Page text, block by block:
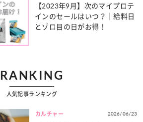
【2023年9月】次のマイプロテ
インのセールはいつ？｜給料日
とゾロ目の日がお得！
RANKING
人気記事ランキング
カルチャー 2026/06/23